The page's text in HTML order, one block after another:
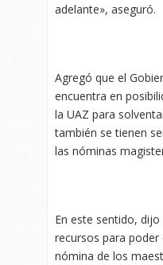
adelante», aseguró.
Agregó que el
encuentra en
la UAZ para
también se tienen
las nóminas
En este sentido,
recursos para
nómina de los